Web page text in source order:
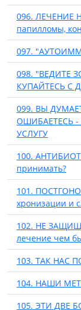
096. ЛЕЧЕНИЕ
папилломы,
097.
098. "ВЕДИТЕ
КУПАЙТЕСЬ С
099. ВЫ
ОШИБАЕТЕСЬ
УСЛУГУ
100.
принимать?
101.
хронизации и
102. НЕ
лечение чем
103. ТАК НАС
104. НАШИ
105. ЭТИ ДВЕ